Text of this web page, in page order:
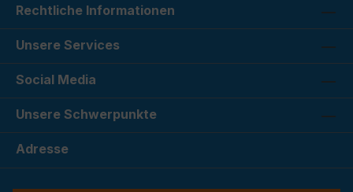
Rechtliche Informationen
Unsere Services
Social Media
Unsere Schwerpunkte
Adresse